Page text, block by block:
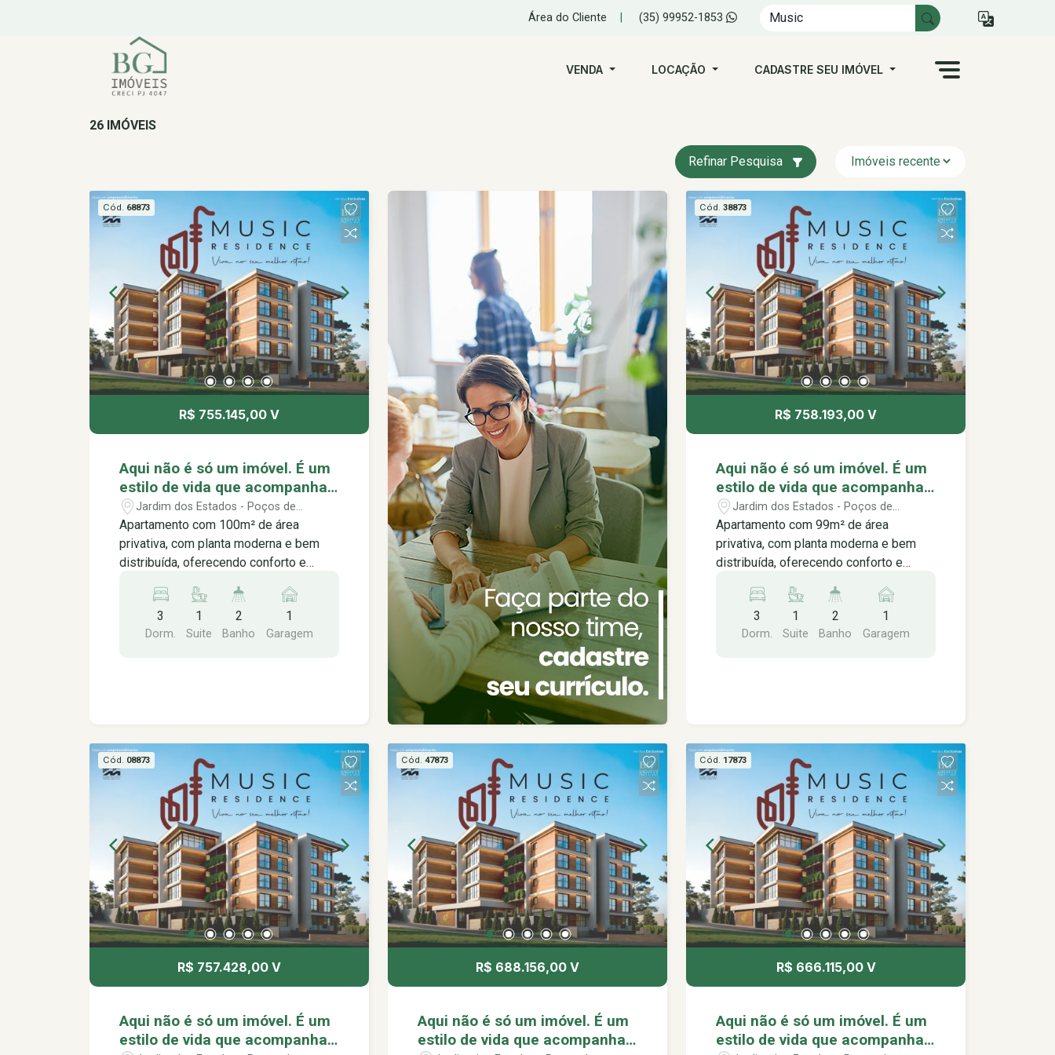
Área do Cliente (35) 99952-1853
VENDA LOCAÇÃO CADASTRE SEU IMÓVEL
26 IMÓVEIS
Refinar Pesquisa
Cód. 68873
R$ 755.145,00 V
Aqui não é só um imóvel. É um
estilo de vida que acompanha
o seu ritmo. Music Residence,
viva no seu melhor ritmo.
Jardim dos Estados - Poços de
Caldas/MG
Apartamento com 100m² de área
privativa, com planta moderna e bem
distribuída, oferecendo conforto e
imóvel conta com 3 dormitórios sendo
1 suíte, lavabo, sala integrada com a
cozinha, proporcionando um ambiente
excelente potencial de valorização.
Localizado em um empreendimento
com proposta contemporânea, pensado
para quem valoriza qualidade de vida e
um estilo de vida mais leve.
3
Dorm.
1
Suite
2
Banho
1
Garagem
Cód. 38873
R$ 758.193,00 V
Aqui não é só um imóvel. É um
estilo de vida que acompanha
o seu ritmo. Music Residence,
viva no seu melhor ritmo.
Jardim dos Estados - Poços de
Caldas/MG
Apartamento com 99m² de área
privativa, com planta moderna e bem
distribuída, oferecendo conforto e
imóvel conta com 3 dormitórios sendo
1 suíte, lavabo, sala integrada com a
cozinha, proporcionando um ambiente
excelente potencial de valorização.
Localizado em um empreendimento
com proposta contemporânea, pensado
para quem valoriza qualidade de vida e
um estilo de vida mais leve.
3
Dorm.
1
Suite
2
Banho
1
Garagem
Cód. 08873
R$ 757.428,00 V
Aqui não é só um imóvel. É um
estilo de vida que acompanha
Cód. 47873
R$ 688.156,00 V
Aqui não é só um imóvel. É um
estilo de vida que acompanha
Cód. 17873
R$ 666.115,00 V
Aqui não é só um imóvel. É um
estilo de vida que acompanha